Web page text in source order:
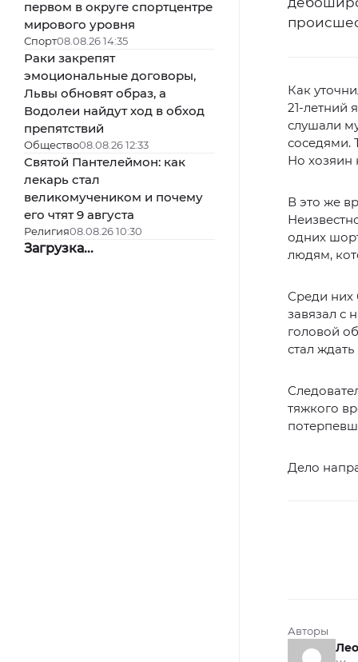
первом в округе спортцентре
мирового уровня
Спорт08.08.26 14:35
Раки закрепят
эмоциональные договоры,
Львы обновят образ, а
Водолеи найдут ход в обход
препятствий
Общество08.08.26 12:33
Святой Пантелеймон: как
лекарь стал
великомучеником и почему
его чтят 9 августа
Религия08.08.26 10:30
Загрузка...
Как
21-летний
слушали
соседями.
Но хозяин
В это же
одних
людям,
Среди них
завязал с
головой
стал
тяжкого
Дело
Авторы